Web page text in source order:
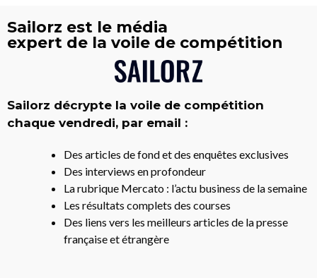
Sailorz est le média
expert de la voile de compétition
Sailorz décrypte la voile de compétition
chaque vendredi, par email :
Des articles de fond et des enquêtes exclusives
Des interviews en profondeur
La rubrique Mercato : l’actu business de la semaine
Les résultats complets des courses
Des liens vers les meilleurs articles de la presse
française et étrangère